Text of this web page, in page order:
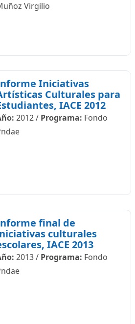
Virgilio
Iniciativas
Culturales para
IACE 2012
2012/ Programa: Fondo
final de
culturales
IACE 2013
2013/ Programa: Fondo